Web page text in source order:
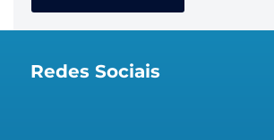
Redes Sociais